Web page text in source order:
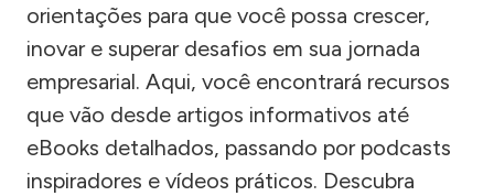
orientações para que você possa crescer,
inovar e superar desafios em sua jornada
empresarial. Aqui, você encontrará recursos
que vão desde artigos informativos até
eBooks detalhados, passando por podcasts
inspiradores e vídeos práticos. Descubra